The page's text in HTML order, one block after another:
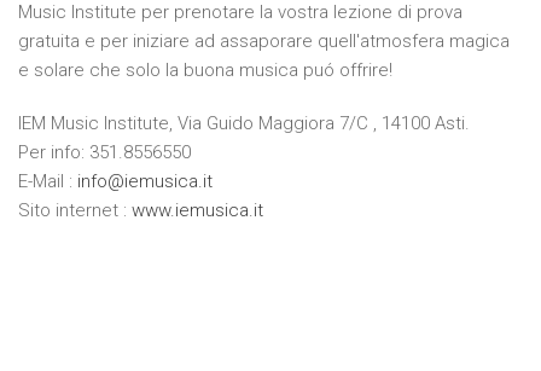
Music Institute per prenotare la vostra lezione di prova
gratuita e per iniziare ad assaporare quell'atmosfera magica
e solare che solo la buona musica puó offrire!
IEM Music Institute, Via Guido Maggiora 7/C , 14100 Asti.
Per info: 351.8556550
E-Mail : info@iemusica.it
Sito internet : www.iemusica.it